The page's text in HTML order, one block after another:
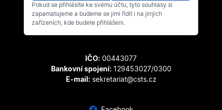
Český svaz tanečního sportu
Zátopkova 100/2
169 00 Praha 6 - Břevnov
IČO: 00443077
Bankovní spojení:129453027/0300
E-mail:sekretariat@csts.cz
Pokud se přihlásíte ke svému účtu, tyto souhlasy si
zapamatujeme a budeme se jimi řídit i na jiných
zařízeních, kde budete přihlášeni.